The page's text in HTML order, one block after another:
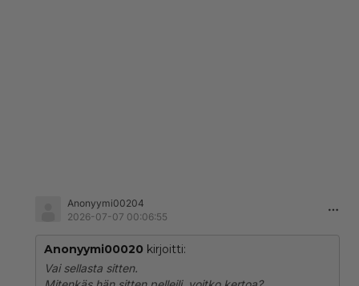
Anonyymi00204
2026-07-07 00:06:55
Anonyymi00020 kirjoitti:
Vai sellasta sitten.